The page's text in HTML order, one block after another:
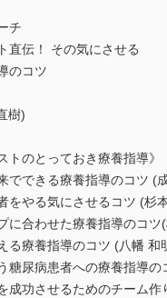
チ
直伝！ その気にさせる
のコツ
樹)
トのとっておき療養指導》
でできる療養指導のコツ (
をやる気にさせるコツ (杉
に合わせた療養指導のコツ
る療養指導のコツ (八幡 和
糖尿病患者への療養指導の
成功させるためのチーム